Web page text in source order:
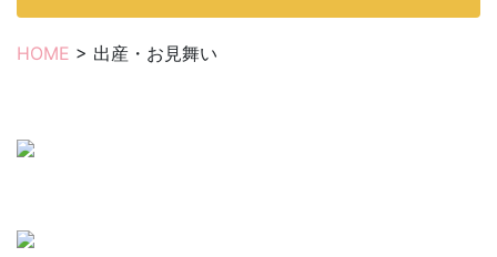
HOME > 出産・お見舞い